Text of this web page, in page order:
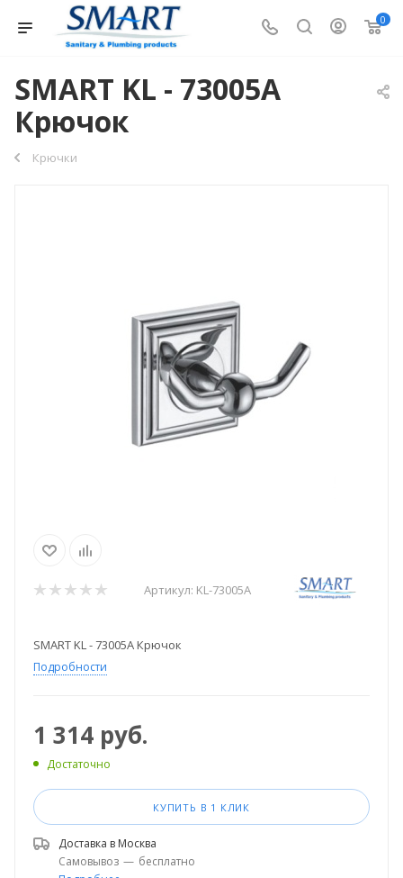
0
SMART KL - 73005A
Крючок
Крючки
Артикул: KL-73005A
SMART KL - 73005A Крючок
Подробности
1 314 руб.
Достаточно
КУПИТЬ В 1 КЛИК
Доставка в Москва
Самовывоз — бесплатно